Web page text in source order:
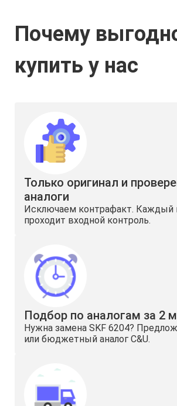
Почему
купить у нас
Только оригинал и
аналоги
Исключаем контрафакт. Каждый
проходит входной контроль.
Подбор по аналогам за 2
Нужна замена SKF 6204?
или бюджетный аналог C&U.